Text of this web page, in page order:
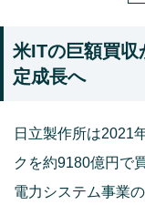
米ITの巨額買
定成長へ
日立製作所は2021
クを約9180億円で
電力システム事業